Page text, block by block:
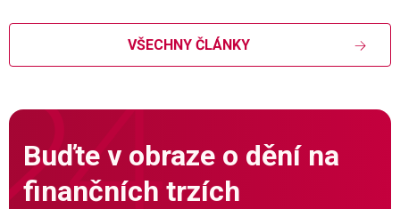
VŠECHNY ČLÁNKY
Buďte v obraze o dění na
finančních trzích